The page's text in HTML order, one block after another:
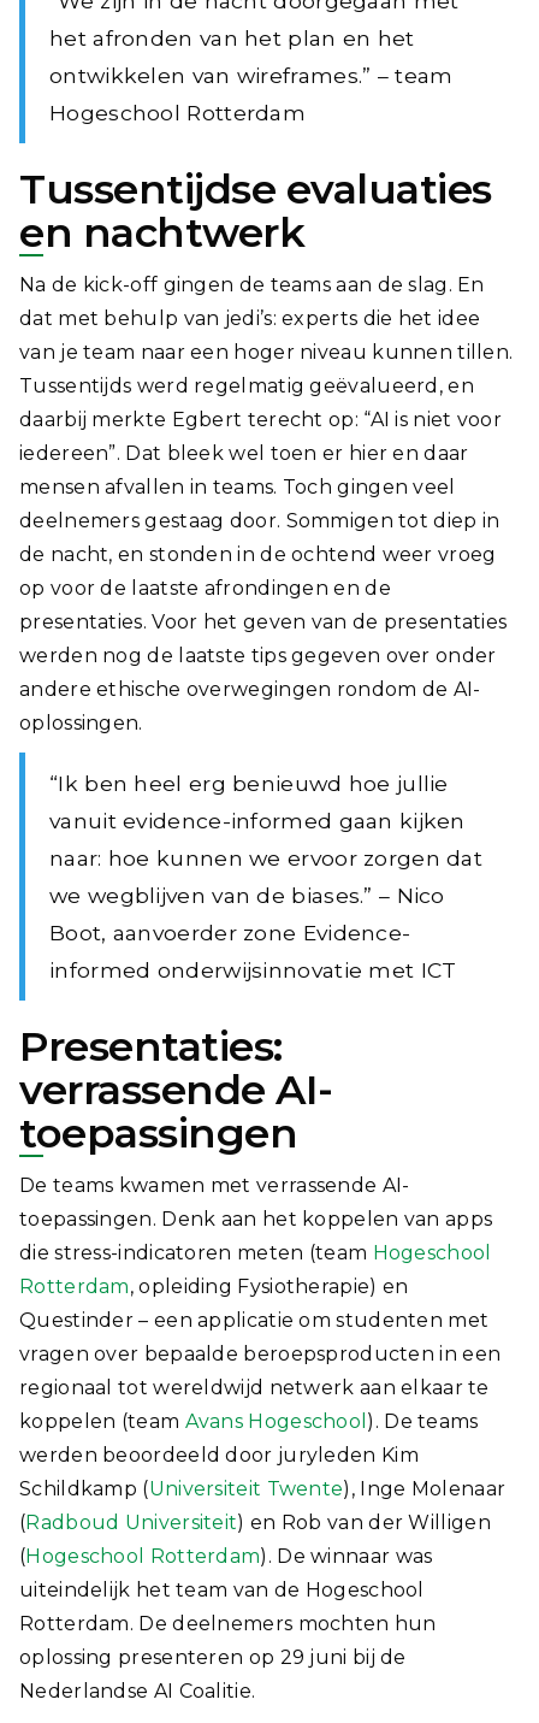
het afronden van het plan en het
ontwikkelen van wireframes.” – team
Hogeschool Rotterdam
Tussentijdse evaluaties
en nachtwerk
Na de kick-off gingen de teams aan de slag. En
dat met behulp van jedi’s:experts die het idee
van je team naar een hoger niveau kunnen tillen.
Tussentijds werd regelmatig geëvalueerd, en
daarbij merkte Egbert terecht op: “AI is niet voor
iedereen”. Dat bleek wel toen er hier en daar
mensen afvallen in teams. Toch gingen veel
deelnemers gestaag door. Sommigen tot diep in
de nacht, en stonden in de ochtend weer vroeg
op voor de laatste afrondingen en de
presentaties. Voor het geven van de presentaties
werden nog de laatste tips gegeven over onder
andere ethische overwegingen rondom de AI-
oplossingen.
“Ik ben heel erg benieuwd hoe jullie
vanuit evidence-informed gaan kijken
naar: hoe kunnen we ervoor zorgen dat
we wegblijven van de biases.” – Nico
Boot, aanvoerder zone Evidence-
informed onderwijsinnovatie met ICT
Presentaties:
verrassende AI-
toepassingen
De teams kwamen met verrassende AI-
toepassingen. Denk aan het koppelen van apps
die stress-indicatoren meten (team Hogeschool
Rotterdam, opleiding Fysiotherapie) en
Questinder – een applicatie om studenten met
vragen over bepaalde beroepsproducten in een
regionaal tot wereldwijd netwerk aan elkaar te
koppelen (team Avans Hogeschool ). De teams
werden beoordeeld door juryleden Kim
Schildkamp (Universiteit Twente), Inge Molenaar
(Radboud Universiteit) en Rob van der Willigen
(Hogeschool Rotterdam). De winnaar was
uiteindelijk het team van de Hogeschool
Rotterdam. De deelnemers mochten hun
oplossing presenteren op 29 juni bij de
Nederlandse AI Coalitie.